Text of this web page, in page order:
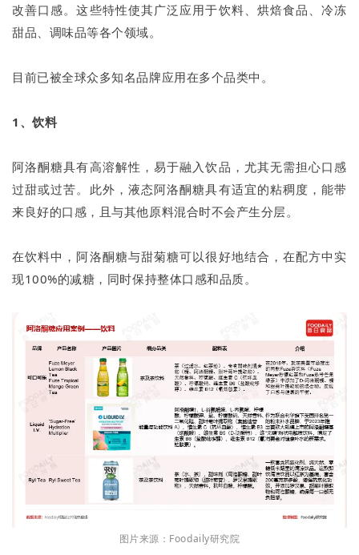
改善口感。这些特性使其广泛应用于饮料、烘焙食品、冷冻
甜品、调味品等各个领域。
目前已被全球众多知名品牌应用在多个品类中。
1、饮料
阿洛酮糖具有高溶解性，易于融入饮品，尤其无需担心口感
过甜或过苦。此外，液态阿洛酮糖具有适宜的粘稠度，能带
来良好的口感，且与其他原料混合时不会产生分层。
在饮料中，阿洛酮糖与甜菊糖可以很好地结合，在配方中实
现100%的减糖，同时保持整体口感和品质。
图片来源：Foodaily研究院